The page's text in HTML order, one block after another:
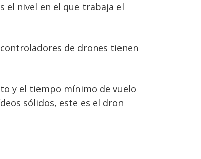
el nivel en el que trabaja el
de drones tienen
y el tiempo mínimo de vuelo
sólidos, este es el dron